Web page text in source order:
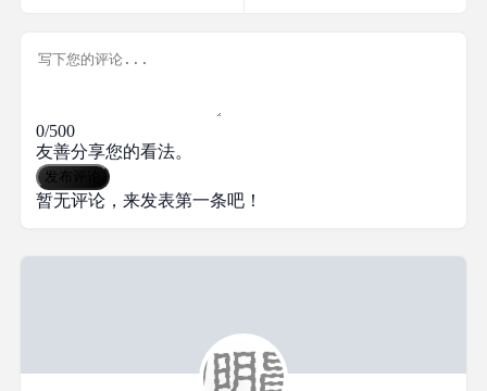
0/500
友善分享您的看法。
发布评论
暂无评论，来发表第一条吧！